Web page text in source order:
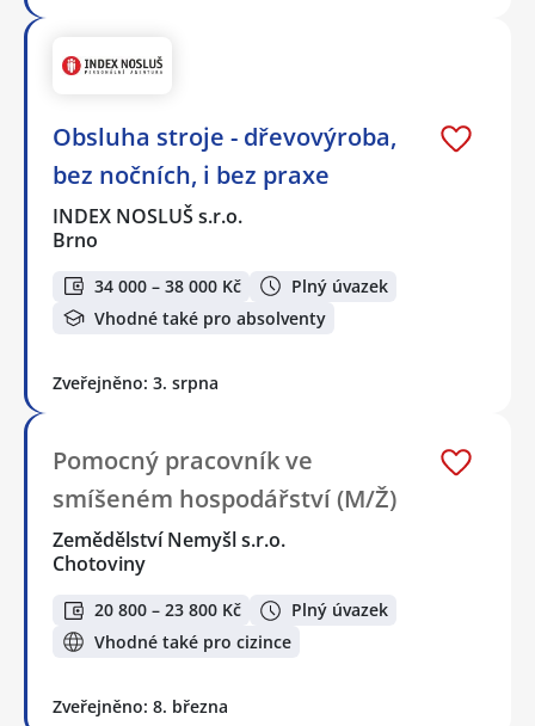
Obsluha stroje - dřevovýroba,
bez nočních, i bez praxe
INDEX NOSLUŠ s.r.o.
Brno
34 000 – 38 000 Kč
Plný úvazek
Vhodné také pro absolventy
Zveřejněno: 3. srpna
Pomocný pracovník ve
smíšeném hospodářství (M/Ž)
Zemědělství Nemyšl s.r.o.
Chotoviny
20 800 – 23 800 Kč
Plný úvazek
Vhodné také pro cizince
Zveřejněno: 8. března